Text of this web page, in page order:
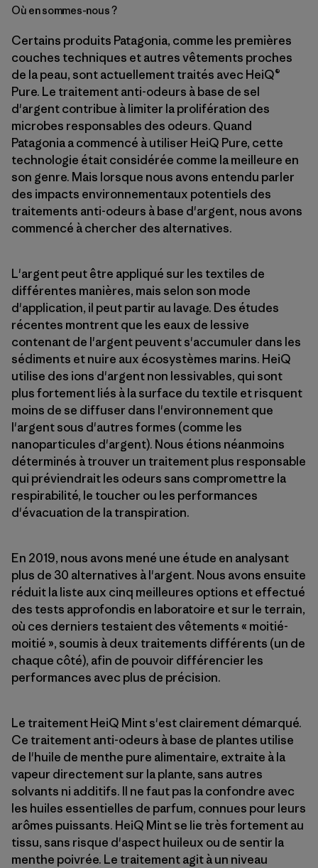
Où en sommes-nous ?
Certains produits Patagonia, comme les premières
couches techniques et autres vêtements proches
de la peau, sont actuellement traités avec HeiQ®
Pure. Le traitement anti-odeurs à base de sel
d'argent contribue à limiter la prolifération des
microbes responsables des odeurs. Quand
Patagonia a commencé à utiliser HeiQ Pure, cette
technologie était considérée comme la meilleure en
son genre. Mais lorsque nous avons entendu parler
des impacts environnementaux potentiels des
traitements anti-odeurs à base d'argent, nous avons
commencé à chercher des alternatives.
L'argent peut être appliqué sur les textiles de
différentes manières, mais selon son mode
d'application, il peut partir au lavage. Des études
récentes montrent que les eaux de lessive
contenant de l'argent peuvent s'accumuler dans les
sédiments et nuire aux écosystèmes marins. HeiQ
utilise des ions d'argent non lessivables, qui sont
plus fortement liés à la surface du textile et risquent
moins de se diffuser dans l'environnement que
l'argent sous d'autres formes (comme les
nanoparticules d'argent). Nous étions néanmoins
déterminés à trouver un traitement plus responsable
qui préviendrait les odeurs sans compromettre la
respirabilité, le toucher ou les performances
d'évacuation de la transpiration.
En 2019, nous avons mené une étude en analysant
plus de 30 alternatives à l'argent. Nous avons ensuite
réduit la liste aux cinq meilleures options et effectué
des tests approfondis en laboratoire et sur le terrain,
où ces derniers testaient des vêtements « moitié-
moitié », soumis à deux traitements différents (un de
chaque côté), afin de pouvoir différencier les
performances avec plus de précision.
Le traitement HeiQ Mint s'est clairement démarqué.
Ce traitement anti-odeurs à base de plantes utilise
de l'huile de menthe pure alimentaire, extraite à la
vapeur directement sur la plante, sans autres
solvants ni additifs. Il ne faut pas la confondre avec
les huiles essentielles de parfum, connues pour leurs
arômes puissants. HeiQ Mint se lie très fortement au
tissu, sans risque d'aspect huileux ou de sentir la
menthe poivrée. Le traitement agit à un niveau